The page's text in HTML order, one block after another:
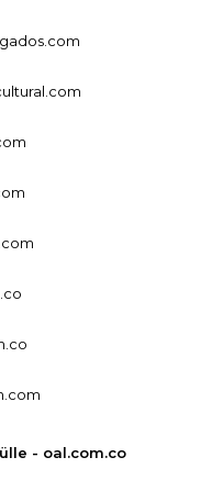
- oal.com.co